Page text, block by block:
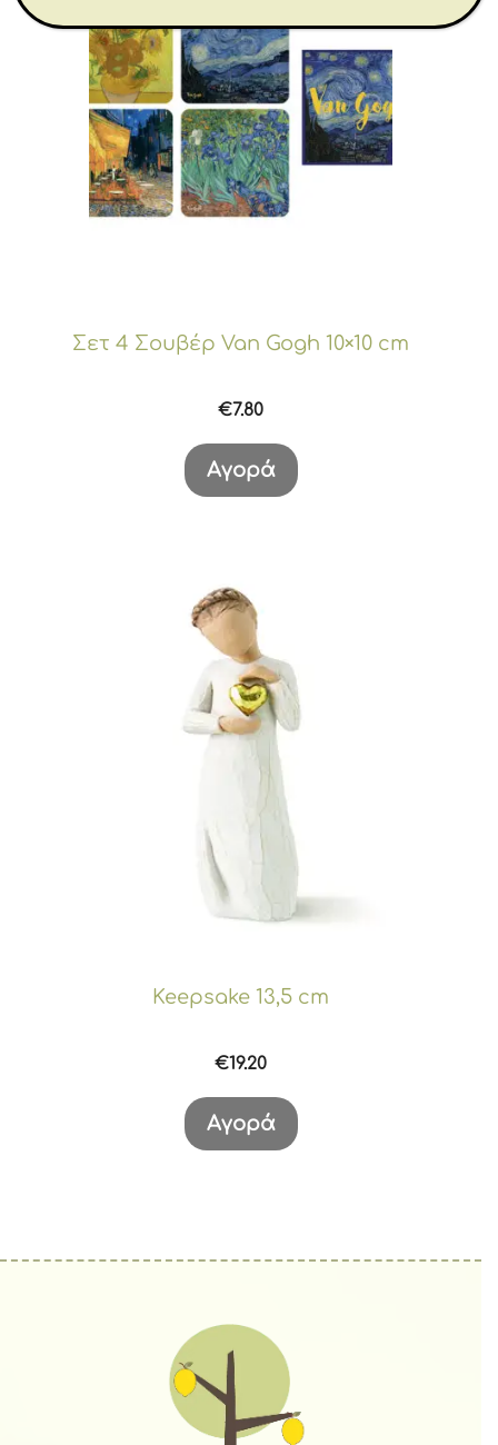
Σετ 4 Σουβέρ Van Gogh 10×10 cm
€7.80
Αγορά
Keepsake 13,5 cm
€19.20
Αγορά